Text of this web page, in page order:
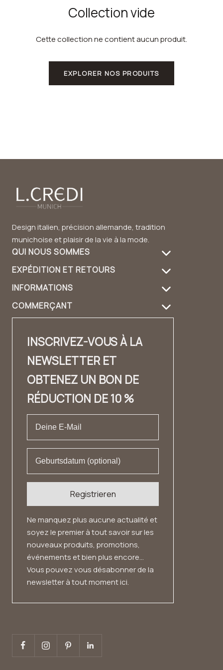
Collection vide
Cette collection ne contient aucun produit.
EXPLORER NOS PRODUITS
Design italien, précision allemande, tradition
munichoise et plaisir de la vie à la mode.
QUI NOUS SOMMES
À propos de nous
Entretien des produits
Guide du sac à main
Lookbook
Témoignages
EXPÉDITION ET RETOURS
Informations de livraison
Retours
INFORMATIONS
FAQ
✨ Carrière ✨
Mentions légales
CONDITIONS GÉNÉRALES DE VENTE
Protection des données
Droit de rétractation
COMMERÇANT
Distributeurs Contact
Fashion Cloud
Label privé
INSCRIVEZ-VOUS À LA
NEWSLETTER ET
OBTENEZ UN BON DE
RÉDUCTION DE 10 %
Registrieren
Ne manquez plus aucune actualité et
soyez le premier à tout savoir sur les
nouveaux produits, promotions,
événements et bien plus encore...
Vous pouvez vous désabonner de la
newsletter à tout moment ici.